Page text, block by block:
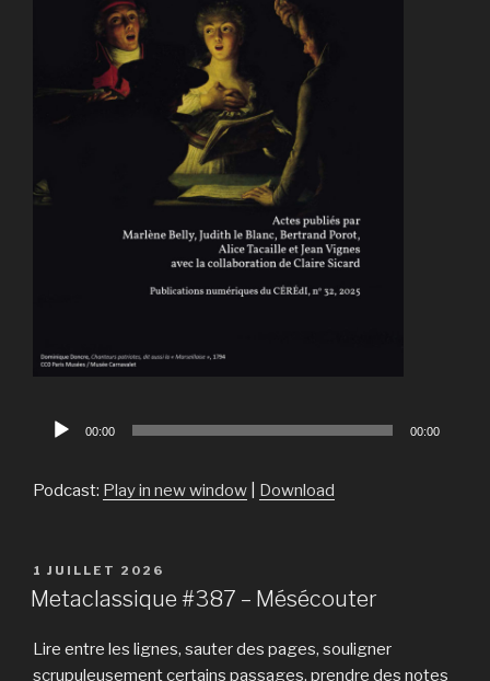
Lecteur
00:00 00:00
Podcast: Play in new window Download
PUBLIÉ
LE
1 JUILLET 2026
Metaclassique #387 – Mésécouter
Lire entre les lignes, sauter des pages, souligner
scrupuleusement certains passages, prendre des notes